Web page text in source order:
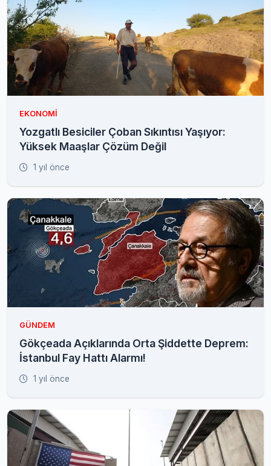
EKONOMI
Yozgatlı Besiciler Çoban Sıkıntısı Yaşıyor:
Yüksek Maaşlar Çözüm Değil
1 yıl önce
GÜNDEM
Gökçeada Açıklarında Orta Şiddette Deprem:
İstanbul Fay Hattı Alarmı!
1 yıl önce